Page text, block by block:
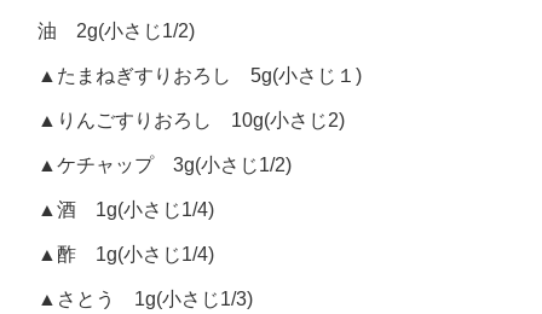
油 2g(小さじ1/2)
▲たまねぎすりおろし 5g(小さじ１)
▲りんごすりおろし 10g(小さじ2)
▲ケチャップ 3g(小さじ1/2)
▲酒 1g(小さじ1/4)
▲酢 1g(小さじ1/4)
▲さとう 1g(小さじ1/3)